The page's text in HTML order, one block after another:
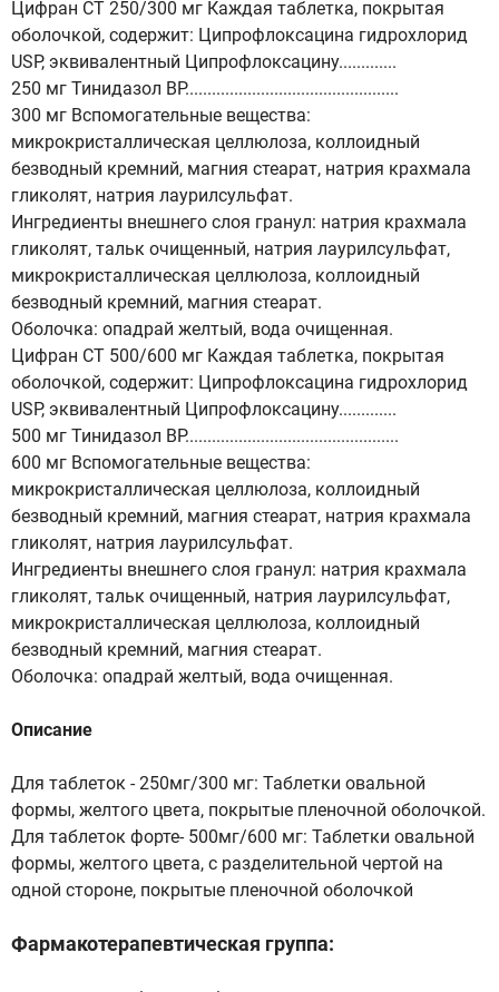
Цифран СТ 250/300 мг Каждая таблетка, покрытая
оболочкой, содержит: Ципрофлоксацина гидрохлорид
USP, эквивалентный Ципрофлоксацину.............
250 мг Тинидазол ВР................................................
300 мг Вспомогательные вещества:
микрокристаллическая целлюлоза, коллоидный
безводный кремний, магния стеарат, натрия крахмала
гликолят, натрия лаурилсульфат.
Ингредиенты внешнего слоя гранул: натрия крахмала
гликолят, тальк очищенный, натрия лаурилсульфат,
микрокристаллическая целлюлоза, коллоидный
безводный кремний, магния стеарат.
Оболочка: опадрай желтый, вода очищенная.
Цифран СТ 500/600 мг Каждая таблетка, покрытая
оболочкой, содержит: Ципрофлоксацина гидрохлорид
USP, эквивалентный Ципрофлоксацину.............
500 мг Тинидазол ВР................................................
600 мг Вспомогательные вещества:
микрокристаллическая целлюлоза, коллоидный
безводный кремний, магния стеарат, натрия крахмала
гликолят, натрия лаурилсульфат.
Ингредиенты внешнего слоя гранул: натрия крахмала
гликолят, тальк очищенный, натрия лаурилсульфат,
микрокристаллическая целлюлоза, коллоидный
безводный кремний, магния стеарат.
Оболочка: опадрай желтый, вода очищенная.
Описание
Для таблеток - 250мг/300 мг: Таблетки овальной
формы, желтого цвета, покрытые пленочной оболочкой.
Для таблеток форте- 500мг/600 мг: Таблетки овальной
формы, желтого цвета, с разделительной чертой на
одной стороне, покрытые пленочной оболочкой
Фармакотерапевтическая группа: